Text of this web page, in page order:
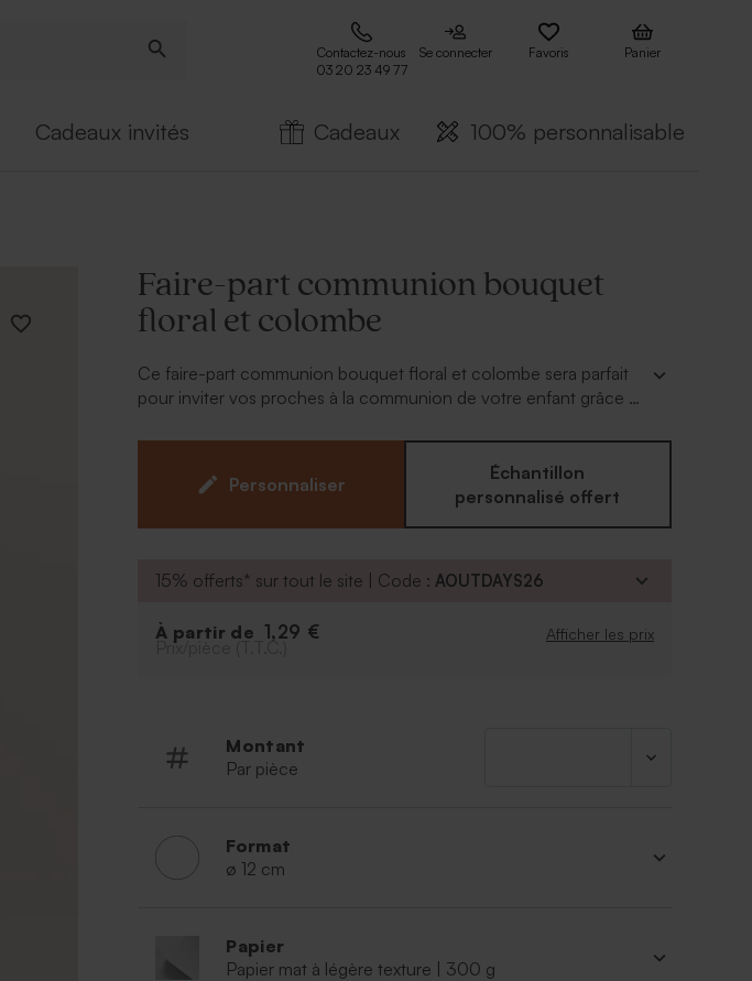
Contactez-nous
03 20 23 49 77
Se connecter Favoris Panier
Cadeaux invités Cadeaux 100% personnalisable
Faire-part communion bouquet
floral et colombe
Ce faire-part communion bouquet floral et colombe sera parfait
pour inviter vos proches à la communion de votre enfant grâce à
Personnaliser
Échantillon
personnalisé offert
15% offerts* sur tout le site | Code :AOUTDAYS26
À partir de 1,29 € Afficher les prix
Prix/pièce (T.T.C.)
Montant
Par pièce
Format
ø 12 cm
Papier
Papier mat à légère texture | 300 g